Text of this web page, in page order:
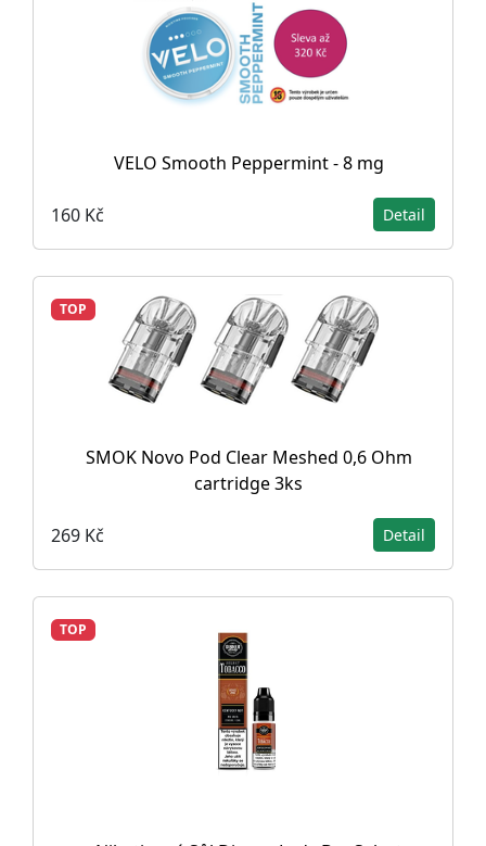
VELO Smooth Peppermint - 8 mg
160 Kč Detail
TOP
SMOK Novo Pod Clear Meshed 0,6 Ohm
cartridge 3ks
269 Kč Detail
TOP